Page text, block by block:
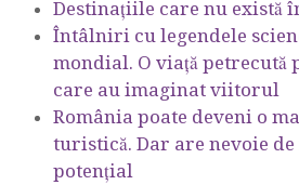
Destinațiile care nu există
Întâlniri cu legendele
mondial. O viață petrecută
care au imaginat viitorul
România poate deveni o
turistică. Dar are nevoie
potențial